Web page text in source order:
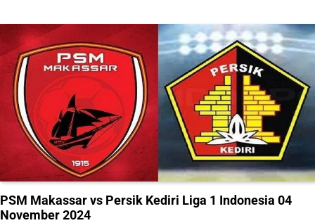
PSM Makassar vs Persik Kediri Liga 1 Indonesia 04
November 2024